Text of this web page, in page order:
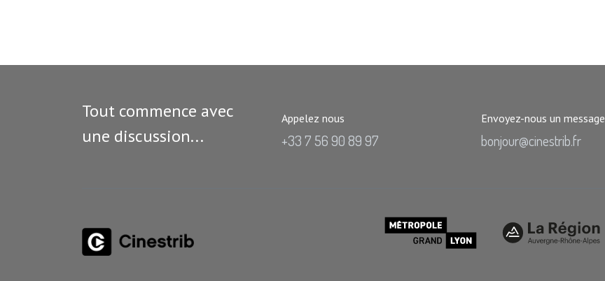
Tout commence avec
une discussion...
Appelez nous
+33 7 56 90 89 97
Envoyez-nous un message
bonjour@cinestrib.fr